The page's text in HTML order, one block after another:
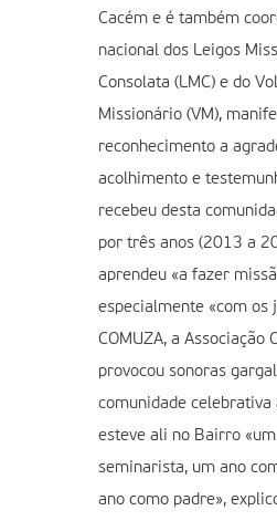
Cacém e é também
nacional dos Leigos
Consolata (LMC) e do
Missionário (VM),
reconhecimento a
acolhimento e
recebeu desta
por três anos (2013 a
aprendeu «a fazer
especialmente «com os
COMUZA, a Associação
provocou sonoras
comunidade
esteve ali no Bairro
seminarista, um ano
ano como padre»,